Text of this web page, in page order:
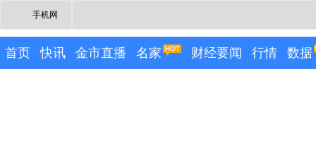
手机网
首页 快讯 金市直播 名家 财经要闻 行情 数据